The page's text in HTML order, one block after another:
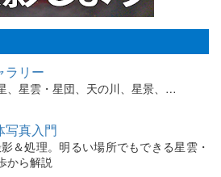
ラリー
、星雲・星団、天の川、星景、…
写真入門
＆処理。明るい場所でもできる星雲・
から解説